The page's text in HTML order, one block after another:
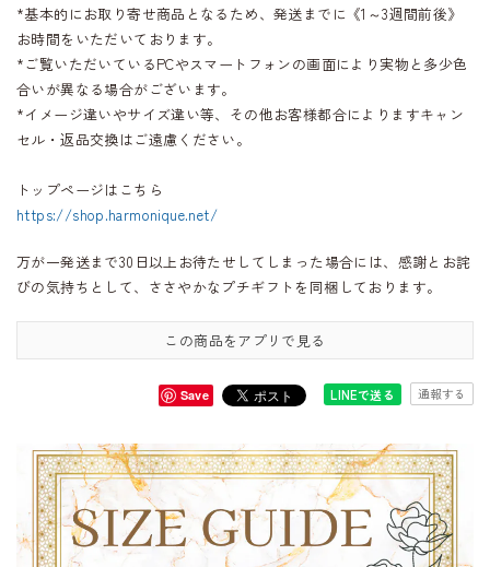
*基本的にお取り寄せ商品となるため、発送までに《1～3週間前後》
お時間をいただいております。
*ご覧いただいているPCやスマートフォンの画面により実物と多少色
合いが異なる場合がございます。
*イメージ違いやサイズ違い等、その他お客様都合によりますキャン
セル・返品交換はご遠慮ください。
トップページはこちら
https://shop.harmonique.net/
万が一発送まで30日以上お待たせしてしまった場合には、感謝とお詫
びの気持ちとして、ささやかなプチギフトを同梱しております。
この商品をアプリで見る
Save LINEで送る 通報する